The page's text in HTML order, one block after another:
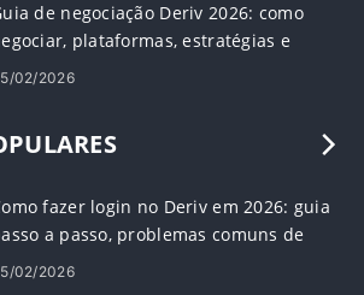
de negociação Deriv 2026: como
plataformas, estratégias e
de risco
02/2026
fazer login no Deriv em 2026: guia
a passo, problemas comuns de
e soluções
02/2026